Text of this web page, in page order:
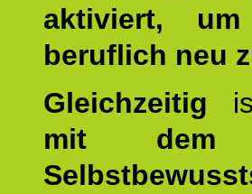
aktiviert,
beruflich neu
Gleichzeitig
mit dem